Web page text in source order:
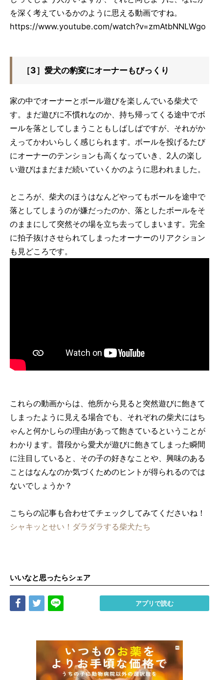
を深く考えているかのように思える動画ですね。
https://www.youtube.com/watch?v=zmAtbNNLWgo
［3］愛犬の豹変にオーナーもびっくり
家の中でオーナーとボール遊びを楽しんでいる柴犬で
す。まだ遊びに不慣れなのか、持ち帰ってくる途中でボ
ールを落としてしまうこともしばしばですが、それがか
えってかわいらしく感じられます。ボールを投げるたび
にオーナーのテンションも高くなっていき、2人の楽し
い遊びはまだまだ続いていくかのように思われました。
ところが、柴犬のほうはなんどやってもボールを途中で
落としてしまうのが嫌だったのか、落としたボールをそ
のままにして突然その場を立ち去ってしまいます。完全
に拍子抜けさせられてしまったオーナーのリアクション
も見どころです。
これらの動画からは、他所から見ると突然遊びに飽きて
しまったように見える場合でも、それぞれの柴犬にはち
ゃんと何かしらの理由があって飽きているということが
わかります。普段から愛犬が遊びに飽きてしまった瞬間
に注目していると、その子の好きなことや、興味のある
ことはなんなのか気づくためのヒントが得られるのでは
ないでしょうか？
こちらの記事も合わせてチェックしてみてくださいね！
シャキッとせい！ダラダラする柴犬たち
いいなと思ったらシェア
Share Tweet アプリで読む